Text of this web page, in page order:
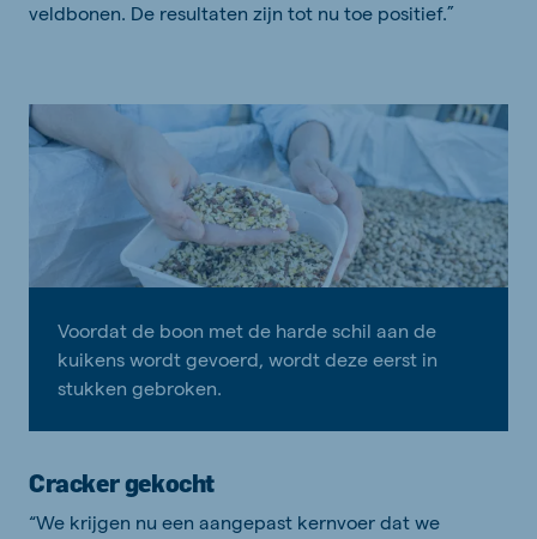
veldbonen. De resultaten zijn tot nu toe positief.”
Voordat de boon met de harde schil aan de
kuikens wordt gevoerd, wordt deze eerst in
stukken gebroken.
Cracker gekocht
“We krijgen nu een aangepast kernvoer dat we